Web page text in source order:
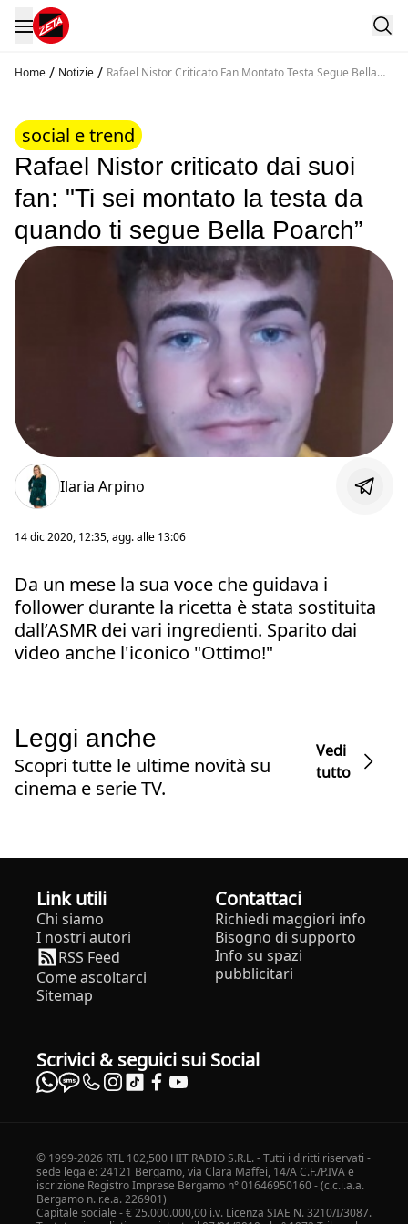
Home / Notizie / Rafael Nistor Criticato Fan Montato Testa Segue Bella
social e trend
Rafael Nistor criticato dai suoi
fan: "Ti sei montato la testa da
quando ti segue Bella Poarch”
Ilaria Arpino
14 dic 2020, 12:35, agg. alle 13:06
Da un mese la sua voce che guidava i
follower durante la ricetta è stata sostituita
dall’ASMR dei vari ingredienti. Sparito dai
video anche l'iconico "Ottimo!"
Leggi anche
Scopri tutte le ultime novità su
cinema e serie TV.
Vedi
tutto
Link utili
Chi siamo
I nostri autori
RSS Feed
Come ascoltarci
Sitemap
Contattaci
Richiedi maggiori info
Bisogno di supporto
Info su spazi
pubblicitari
Scrivici & seguici sui Social
© 1999-2026 RTL 102,500 HIT RADIO S.R.L. - Tutti i diritti riservati -
sede legale: 24121 Bergamo, via Clara Maffei, 14/A C.F./P.IVA e
iscrizione Registro Imprese Bergamo n° 01646950160 - (c.c.i.a.a.
Bergamo n. r.e.a. 226901)
Capitale sociale - € 25.000.000,00 i.v. Licenza SIAE N. 3210/I/3087.